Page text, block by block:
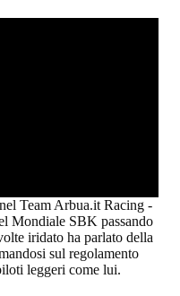
Team Arbua.it Racing -
Mondiale SBK passando
iridato ha parlato della
sul regolamento
leggeri come lui.